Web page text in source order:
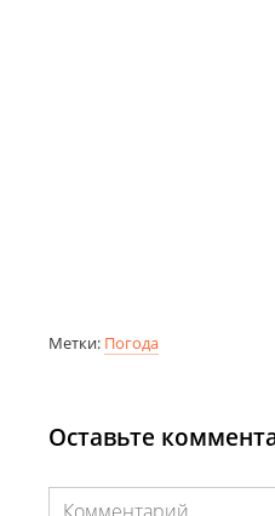
Метки: Погода
Оставьте